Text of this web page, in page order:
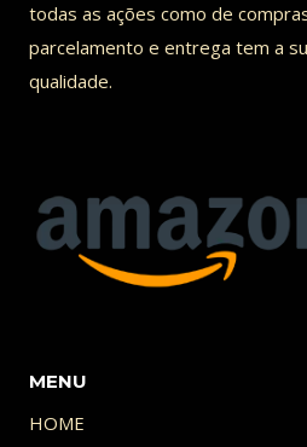
todas as ações como de
parcelamento e entrega tem a
qualidade.
MENU
HOME